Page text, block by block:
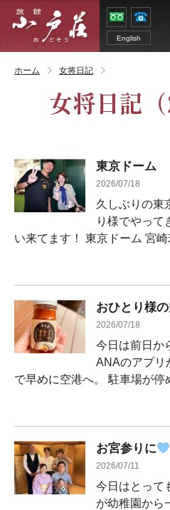
English
ホーム 女将日記
女将日記
東京ドーム
2026/07/18
久しぶりの東
り様でやって
い来てます！ 東京ドーム 宮
おひとり様
2026/07/18
今日は前日か
ANAのアプリ
で早めに空港へ。 駐車場が停
お宮参りに
2026/07/11
今日はとって
が幼稚園から